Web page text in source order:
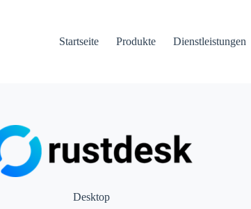
Startseite Produkte Dienstleistungen
Desktop